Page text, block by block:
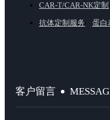
CAR-T/CAR-NK定制
抗体定制服务
蛋白
客户留言